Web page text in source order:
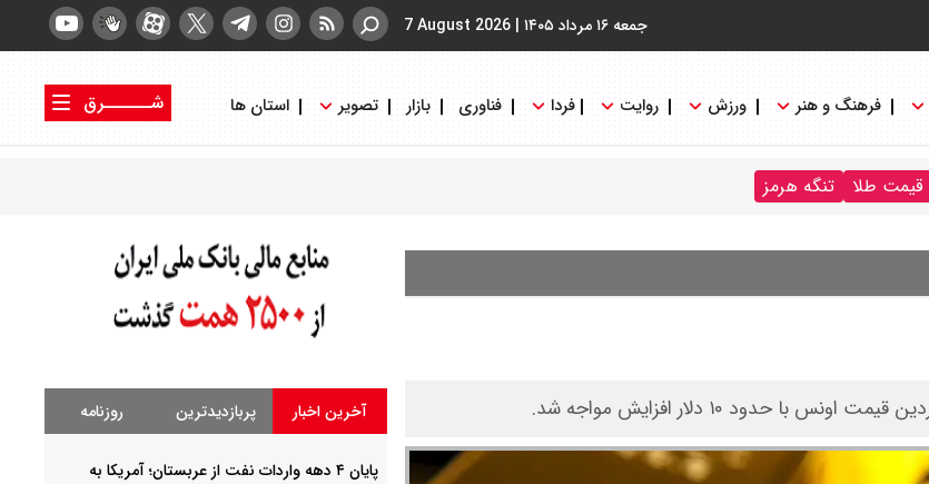
جمعه ۱۶ مرداد ۱۴۰۵ |
7 August 2026
فرهنگ و هنر ورزش روایت فردا فناوری بازار تصویر استان ها
شــــــرق
قیمت طلا تنگه هرمز
آخرین اخبار پربازدیدترین روزنامه
پایان ۴ دهه واردات نفت از عربستان؛ آمریکا به